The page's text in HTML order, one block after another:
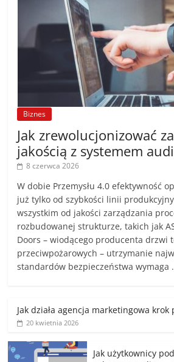
Biznes
Jak zrewolucjonizować
jakością z systemem
8 czerwca 2026
W dobie Przemysłu 4.0 efektywność
już tylko od szybkości linii
wszystkim od jakości zarządzania
rozbudowanej strukturze, takich jak
Doors – wiodącego producenta drzwi
przeciwpożarowych – utrzymanie
standardów bezpieczeństwa wymaga
Jak działa agencja marketingowa krok
20 kwietnia 2026
Jak użytkownicy